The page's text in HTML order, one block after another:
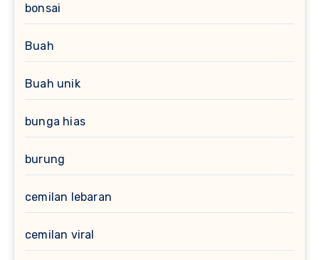
bonsai
Buah
Buah unik
bunga hias
burung
cemilan lebaran
cemilan viral